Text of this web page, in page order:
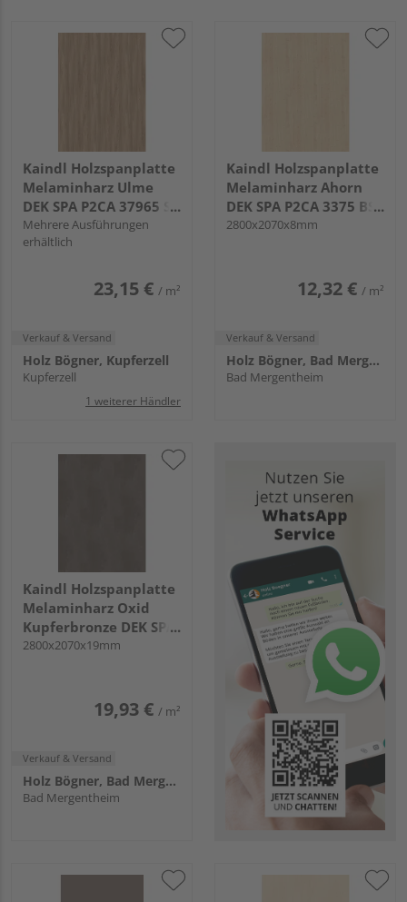
Kaindl Holzspanplatte
Melaminharz Ulme
DEK SPA P2CA 37965 SU
KL
Mehrere Ausführungen
erhältlich
23,15 € / m²
Verkauf & Versand
Holz Bögner, Kupferzell
Kupferzell
1 weiterer Händler
Kaindl Holzspanplatte
Melaminharz Ahorn
DEK SPA P2CA 3375 BS
KL
2800x2070x8mm
12,32 € / m²
Verkauf & Versand
Holz Bögner, Bad Mergentheim
Bad Mergentheim
Kaindl Holzspanplatte
Melaminharz Oxid
Kupferbronze DEK SPA
P2CA 44408 DP KL
2800x2070x19mm
19,93 € / m²
Verkauf & Versand
Holz Bögner, Bad Mergentheim
Bad Mergentheim